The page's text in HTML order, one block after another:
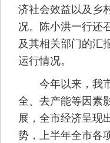
济社会效益以及乡
况。陈小洪一行还
及其相关部门的汇
运行情况。
今年以来，我市
全、去产能等因素
展，全市经济呈现
势，上半年全市各